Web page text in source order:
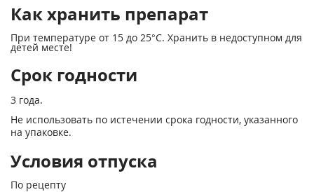
Как хранить препарат
При температуре от 15 до 25°С. Хранить в недоступном для
детей месте!
Срок годности
3 года.
Не использовать по истечении срока годности, указанного
на упаковке.
Условия отпуска
По рецепту